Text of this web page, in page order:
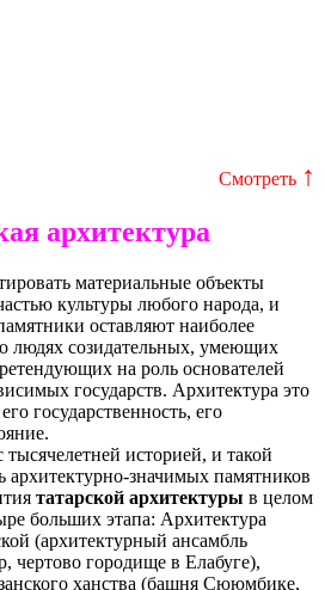
Смотреть ↑
архитектура
материальные объекты
культуры любого народа, и
оставляют наиболее
людях созидательных, умеющих
на роль основателей
государств. Архитектура это
государственность, его
историей, и такой
архитектурно-значимых памятников
татарской архитектуры в целом
больших этапа: Архитектура
(архитектурный ансамбль
чертово городище в Елабуге),
ханства (башня Сююмбике,